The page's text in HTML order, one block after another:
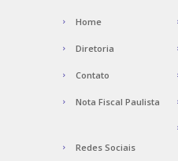
Home
Diretoria
Contato
Nota Fiscal Paulista
Redes Sociais